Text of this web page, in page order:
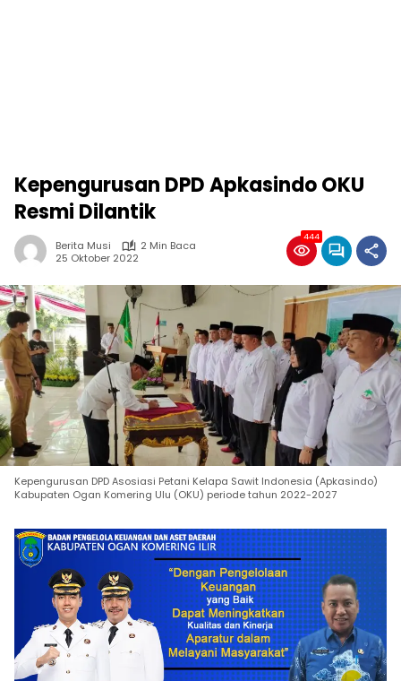
Kepengurusan DPD Apkasindo OKU
Resmi Dilantik
Berita Musi
2 Min Baca
25 Oktober 2022
444
Kepengurusan DPD Asosiasi Petani Kelapa Sawit Indonesia (Apkasindo)
Kabupaten Ogan Komering Ulu (OKU) periode tahun 2022-2027